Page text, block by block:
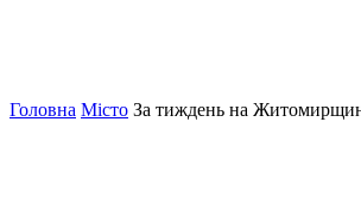
Головна Місто За тиждень на